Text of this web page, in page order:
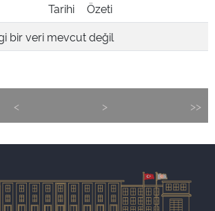
Tarihi
Özeti
bir veri mevcut değil
< > >>